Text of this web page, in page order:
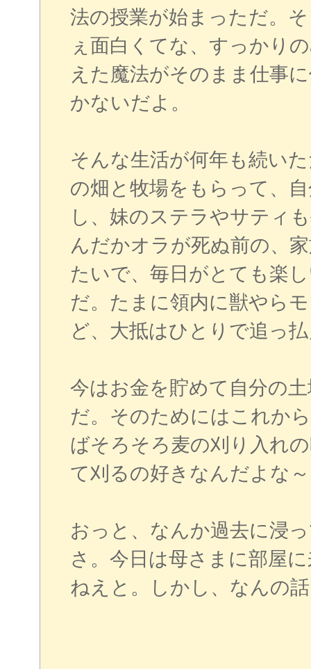
法の授業が始まっただ。
ぇ面白くてな、すっかり
えた魔法がそのまま仕事
かないだよ。
そんな生活が何年も続い
の畑と牧場をもらって、
し、妹のステラやサティ
んだかオラが死ぬ前の、
たいで、毎日がとても楽
だ。たまに領内に獣やら
ど、大抵はひとりで追っ
今はお金を貯めて自分の
だ。そのためにはこれか
ばそろそろ麦の刈り入れ
て刈るの好きなんだよな
おっと、なんか過去に浸
さ。今日は母さまに部屋
ねえと。しかし、なんの